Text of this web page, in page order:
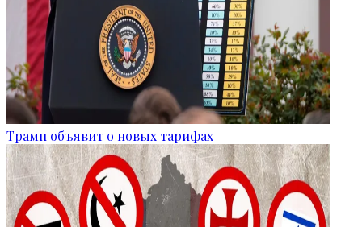
Трамп объявит о новых тарифах